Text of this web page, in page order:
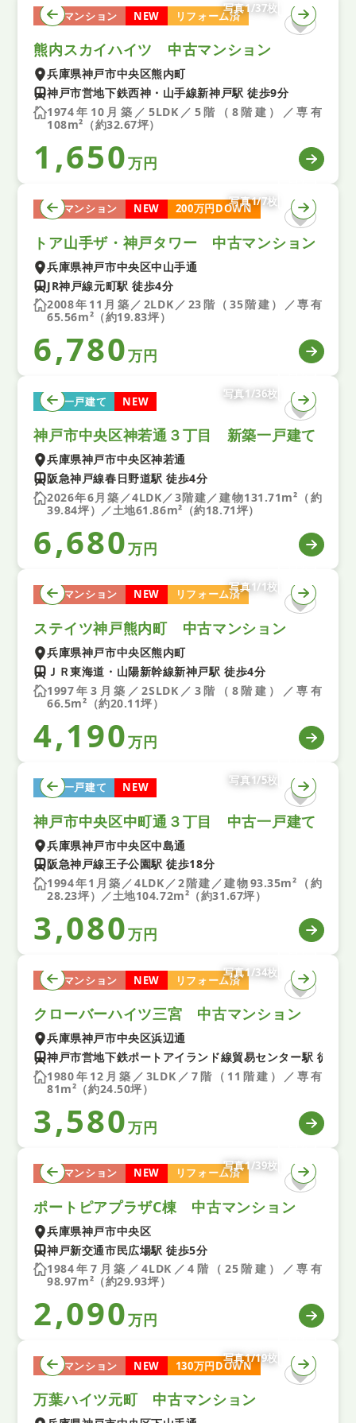
中古マンション NEW リフォーム済
写真1/37枚
熊内スカイハイツ 中古マンション
兵庫県神戸市中央区熊内町
神戸市営地下鉄西神・山手線新神戸駅 徒歩9分
1974年10月築／5LDK／5階（8階建）／専有
108m²（約32.67坪）
1,650万円
中古マンション NEW 200万円DOWN
写真1/7枚
トア山手ザ・神戸タワー 中古マンション
兵庫県神戸市中央区中山手通
JR神戸線元町駅 徒歩4分
2008年11月築／2LDK／23階（35階建）／専有
65.56m²（約19.83坪）
6,780万円
新築一戸建て NEW
写真1/36枚
神戸市中央区神若通３丁目 新築一戸建て
兵庫県神戸市中央区神若通
阪急神戸線春日野道駅 徒歩4分
2026年6月築／4LDK／3階建／建物131.71m²（約
39.84坪）／土地61.86m²（約18.71坪）
6,680万円
中古マンション NEW リフォーム済
写真1/1枚
ステイツ神戸熊内町 中古マンション
兵庫県神戸市中央区熊内町
ＪＲ東海道・山陽新幹線新神戸駅 徒歩4分
1997年3月築／2SLDK／3階（8階建）／専有
66.5m²（約20.11坪）
4,190万円
中古一戸建て NEW
写真1/5枚
神戸市中央区中町通３丁目 中古一戸建て
兵庫県神戸市中央区中島通
阪急神戸線王子公園駅 徒歩18分
1994年1月築／4LDK／2階建／建物93.35m²（約
28.23坪）／土地104.72m²（約31.67坪）
3,080万円
中古マンション NEW リフォーム済
写真1/34枚
クローバーハイツ三宮 中古マンション
兵庫県神戸市中央区浜辺通
神戸市営地下鉄ポートアイランド線貿易センター駅 徒歩2
1980年12月築／3LDK／7階（11階建）／専有
81m²（約24.50坪）
3,580万円
中古マンション NEW リフォーム済
写真1/39枚
ポートピアプラザC棟 中古マンション
兵庫県神戸市中央区
神戸新交通市民広場駅 徒歩5分
1984年7月築／4LDK／4階（25階建）／専有
98.97m²（約29.93坪）
2,090万円
中古マンション NEW 130万円DOWN
写真1/19枚
万葉ハイツ元町 中古マンション